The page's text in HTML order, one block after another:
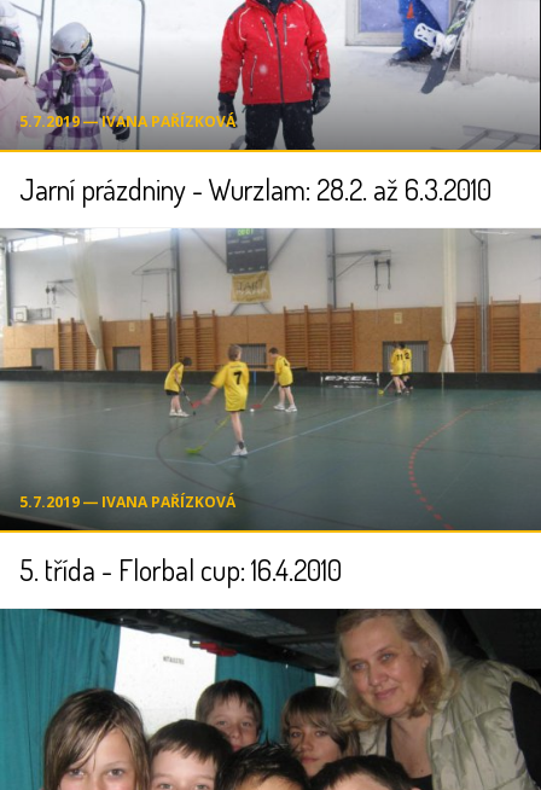
5.7.2019 ― IVANA PAŘÍZKOVÁ
Jarní prázdniny - Wurzlam: 28.2. až 6.3.2010
5.7.2019 ― IVANA PAŘÍZKOVÁ
5. třída - Florbal cup: 16.4.2010